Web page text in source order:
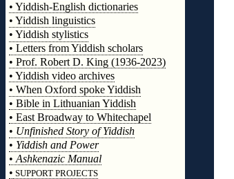
• Yiddish-English dictionaries
• Yiddish linguistics
• Yiddish stylistics
• Letters from Yiddish scholars
• Prof. Robert D. King (1936-2023)
• Yiddish video archives
• When Oxford spoke Yiddish
• Bible in Lithuanian Yiddish
• East Broadway to Whitechapel
• Unfinished Story of Yiddish
• Yiddish and Power
• Ashkenazic Manual
• SUPPORT PROJECTS